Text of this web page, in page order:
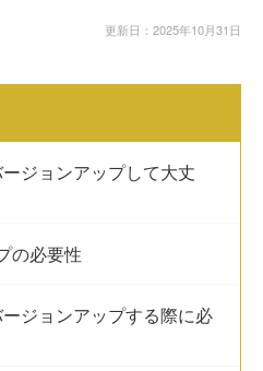
更新日：2025年10月31日
ジョンアップして大丈
の必要性
ジョンアップする際に必